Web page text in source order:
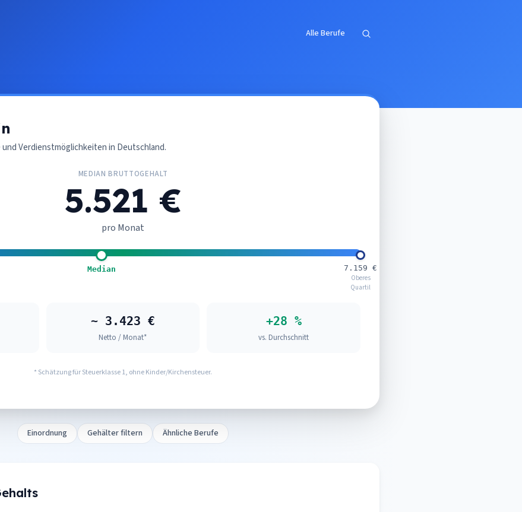
Alle Berufe
Verdienstmöglichkeiten in Deutschland.
MEDIAN BRUTTOGEHALT
5.521 €
pro Monat
Median
7.159 €
Oberes
Quartil
~ 3.423 €
Netto / Monat*
+28 %
vs. Durchschnitt
* Schätzung für Steuerklasse 1, ohne Kinder/Kirchensteuer.
Einordnung Gehälter filtern Ähnliche Berufe